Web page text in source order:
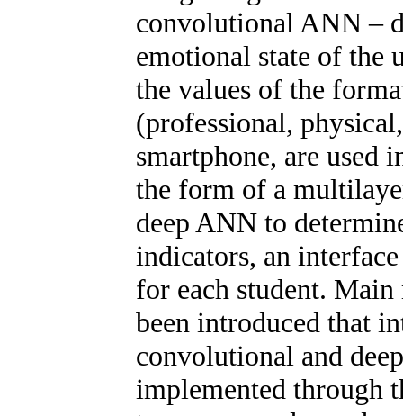
convolutional ANN –
emotional state of the
the values of the
(professional,
smartphone, are used
the form of a
deep ANN to
indicators, an
for each student.
been introduced that
convolutional and
implemented through